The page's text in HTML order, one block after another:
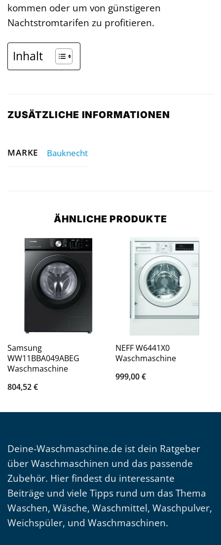
kommen oder um von günstigeren
Nachtstromtarifen zu profitieren.
Inhalt
ZUSÄTZLICHE INFORMATIONEN
MARKE Bauknecht
ÄHNLICHE PRODUKTE
Samsung
WW11BBA049ABEG
Waschmaschine
804,52€
NEFF W6441X0
Waschmaschine
999,00€
Deine-Waschmaschine.de ist dein Ratgeber
über Waschmaschinen und das passende
Zubehör. Hier findest du interessante
Beiträge und viele Tipps rund um das Thema
Waschen, Wäsche, Waschmittel, Waschpulver,
Weichspüler, und Waschmaschinen.